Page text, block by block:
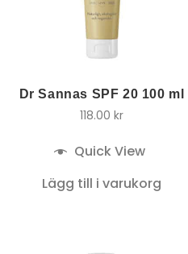
Dr Sannas SPF 20 100 ml
118.00 kr
Quick View
Lägg till i varukorg